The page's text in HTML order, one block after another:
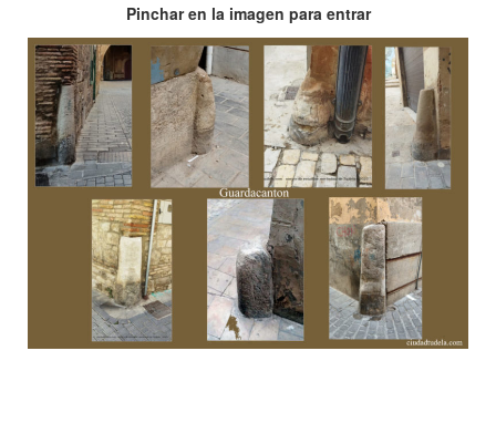
Pinchar en la imagen para entrar